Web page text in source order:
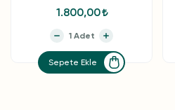
1.800,00
Sepete Ekle